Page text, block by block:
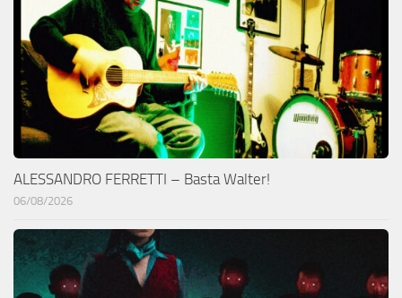
ALESSANDRO FERRETTI – Basta Walter!
06/08/2026